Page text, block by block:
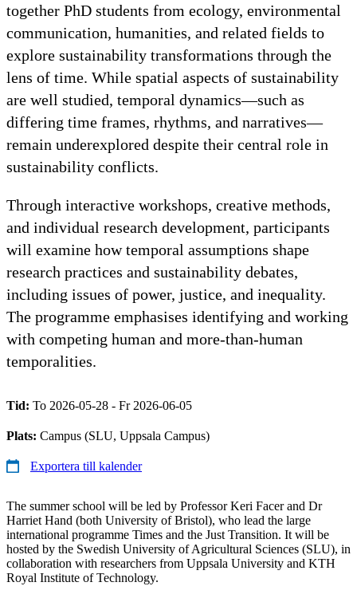
together PhD students from ecology, environmental
communication, humanities, and related fields to
explore sustainability transformations through the
lens of time. While spatial aspects of sustainability
are well studied, temporal dynamics—such as
differing time frames, rhythms, and narratives—
remain underexplored despite their central role in
sustainability conflicts.
Through interactive workshops, creative methods,
and individual research development, participants
will examine how temporal assumptions shape
research practices and sustainability debates,
including issues of power, justice, and inequality.
The programme emphasises identifying and working
with competing human and more-than-human
temporalities.
Tid: To 2026-05-28 - Fr 2026-06-05
Plats: Campus (SLU, Uppsala Campus)
Exportera till kalender
The summer school will be led by Professor Keri Facer and Dr
Harriet Hand (both University of Bristol), who lead the large
international programme Times and the Just Transition. It will be
hosted by the Swedish University of Agricultural Sciences (SLU), in
collaboration with researchers from Uppsala University and KTH
Royal Institute of Technology.